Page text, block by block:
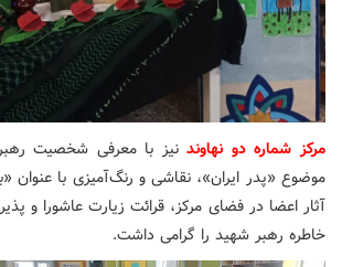
مرکز شماره دو نهاوندنیز با معرفی شخصیت
موضوع «پدر ایران»، نقاشی و رنگ‌آمیزی با عنوان
آثار اعضا در فضای مرکز، قرائت زیارت عاشورا و
خاطره رهبر شهید را گرامی داشت.